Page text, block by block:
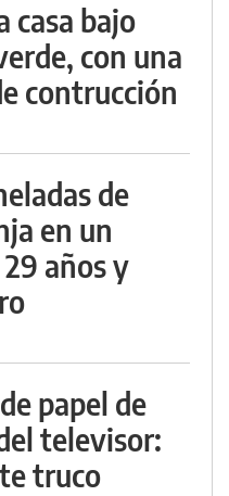
casa bajo
con una
contrucción
de
en un
años y
papel de
televisor:
truco